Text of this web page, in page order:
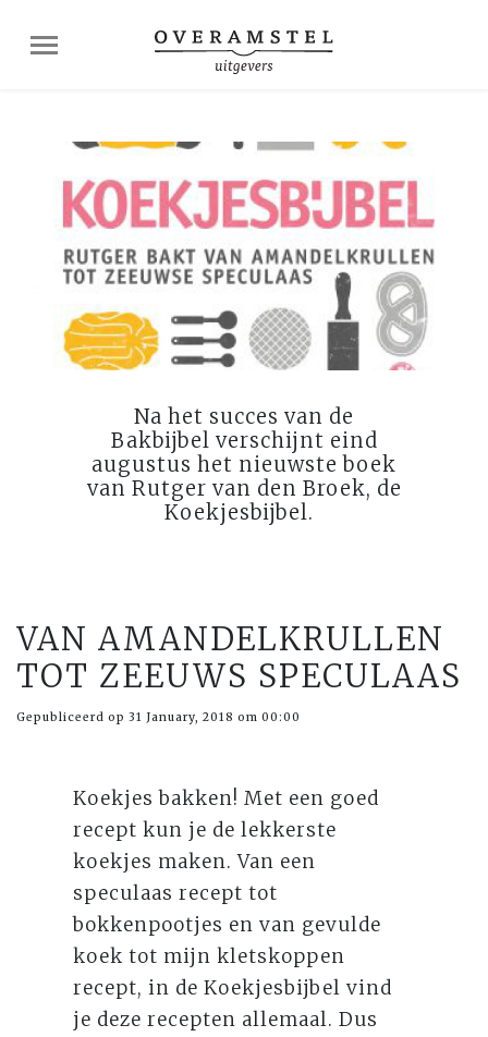
Na het succes van de
Bakbijbel verschijnt eind
augustus het nieuwste boek
van Rutger van den Broek, de
Koekjesbijbel.
VAN AMANDELKRULLEN
TOT ZEEUWS SPECULAAS
Gepubliceerd op 31 January, 2018 om 00:00
Koekjes bakken! Met een goed
recept kun je de lekkerste
koekjes maken. Van een
speculaas recept tot
bokkenpootjes en van gevulde
koek tot mijn kletskoppen
recept, in de Koekjesbijbel vind
je deze recepten allemaal. Dus